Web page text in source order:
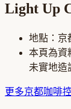
Light Up
地點： 京
本頁為資
未實地造
更多京都咖啡